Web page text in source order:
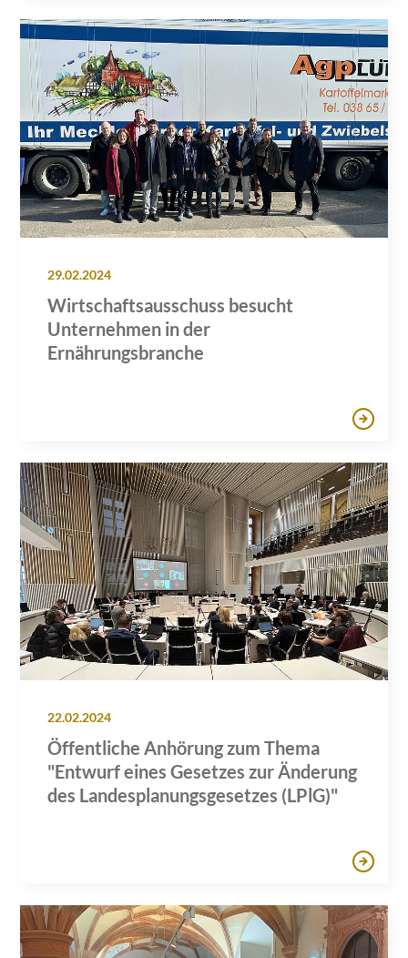
29.02.2024
Wirtschaftsausschuss besucht
Unternehmen in der
Ernährungsbranche
22.02.2024
Öffentliche Anhörung zum Thema
"Entwurf eines Gesetzes zur Änderung
des Landesplanungsgesetzes (LPlG)"